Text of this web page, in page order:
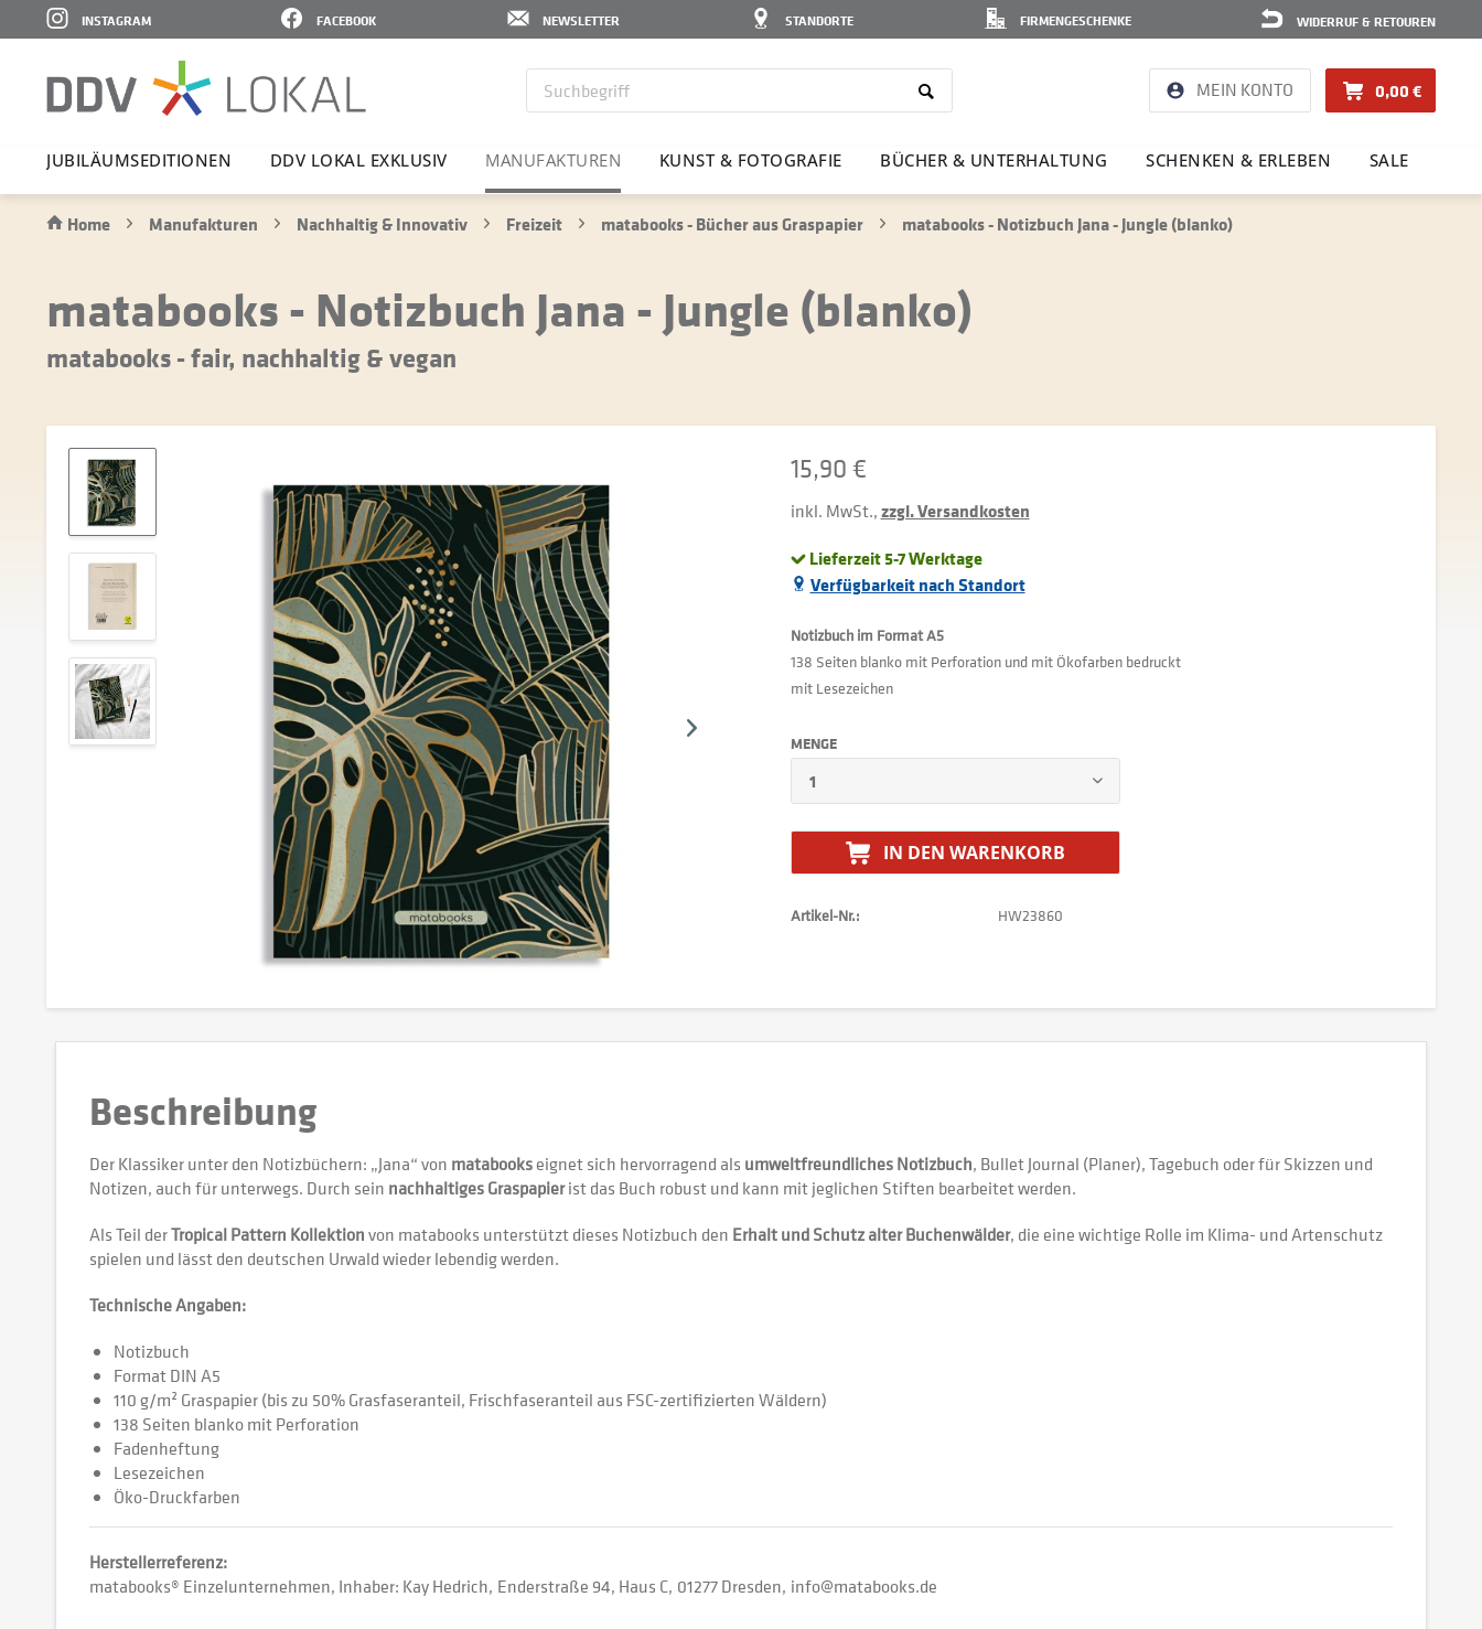
WIDERRUF & RETOUREN
FIRMENGESCHENKE
STANDORTE
NEWSLETTER
FACEBOOK
INSTAGRAM
MEIN KONTO 0,00 €
JUBI­LÄ­UMS­E­DI­TIONEN DDV LOKAL EXKLUSIV MANU­FAK­TUREN KUNST & FOTO­GRAFIE BÜCHER & UNTER­HAL­TUNG SCHENKEN & ERLEBEN SALE
Home Manufakturen Nachhaltig & Innovativ Freizeit matabooks - Bücher aus Graspapier matabooks - Notizbuch Jana - Jungle (blanko)
matabooks - Notizbuch Jana - Jungle (blanko)
matabooks - fair, nachhaltig & vegan
15,90 €
inkl. MwSt.,zzgl. Versandkosten
Lieferzeit 5-7 Werktage
Verfügbarkeit nach Standort
Notizbuch im Format A5
138 Seiten blanko mit Perforation und mit Ökofarben bedruckt
mit Lesezeichen
MENGE
IN DEN WARENKORB
Artikel-Nr.: HW23860
Beschreibung
Der Klassiker unter den Notizbüchern: „Jana“ von matabookseignet sich hervorragend als umweltfreundliches Notizbuch, Bullet Journal (Planer), Tagebuch oder für Skizzen und
Notizen, auch für unterwegs. Durch sein nachhaltiges Graspapierist das Buch robust und kann mit jeglichen Stiften bearbeitet werden.
Als Teil derTropical Pattern Kollektionvon matabooks unterstützt dieses Notizbuch den Erhalt und Schutz alter Buchenwälder, die eine wichtige Rolle im Klima- und Artenschutz
spielen und lässt den deutschen Urwald wieder lebendig werden.
Technische Angaben:
Notizbuch
Format DIN A5
110 g/m² Graspapier (bis zu 50% Grasfaseranteil, Frischfaseranteil aus FSC-zertifizierten Wäldern)
138 Seiten blanko mit Perforation
Fadenheftung
Lesezeichen
Öko-Druckfarben
Herstellerreferenz:
matabooks® Einzelunternehmen, Inhaber: Kay Hedrich Enderstraße 94, Haus C 01277 Dresden info@matabooks.de